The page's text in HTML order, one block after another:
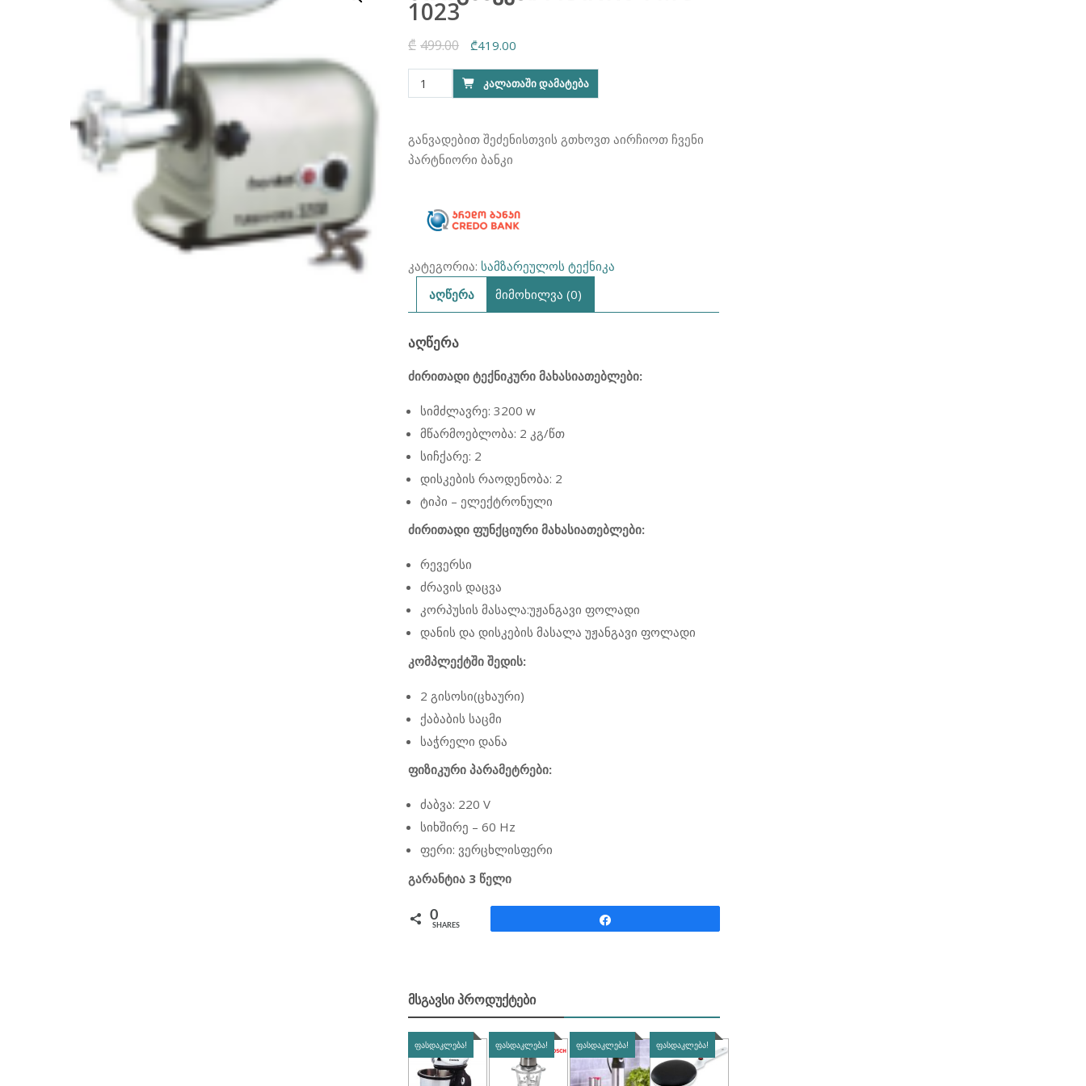
1023
₾ 499.00
Original
price
was:
₾419.00
price
is:
რაოდენობა:
ხორცსაკეპი
FMG-
1023
ᲙᲐᲚᲐᲗᲐᲨᲘ ᲓᲐᲛᲐᲢᲔᲑᲐ
განვადებით შეძენისთვის გთხოვთ აირჩიოთ ჩვენი
პარტნიორი ბანკი
კატეგორია: სამზარეულოს ტექნიკა
აღწერა
მიმოხილვა (0)
ᲐᲦᲬᲔᲠᲐ
ძირითადი ტექნიკური მახასიათებლები:
სიმძლავრე: 3200 w
მწარმოებლობა: 2 კგ/წთ
სიჩქარე: 2
დისკების რაოდენობა: 2
ტიპი – ელექტრონული
ძირითადი ფუნქციური მახასიათებლები:
რევერსი
ძრავის დაცვა
კორპუსის მასალა:უჟანგავი ფოლადი
დანის და დისკების მასალა უჟანგავი ფოლადი
კომპლექტში შედის:
2 გისოსი(ცხაური)
ქაბაბის საცმი
საჭრელი დანა
ფიზიკური პარამეტრები:
ძაბვა: 220 V
სიხშირე – 60 Hz
ფერი: ვერცხლისფერი
გარანტია 3 წელი
0
SHARES
ᲛᲡᲒᲐᲕᲡᲘ ᲞᲠᲝᲓᲣᲥᲢᲔᲑᲘ
ᲤᲐᲡᲓᲐᲙᲚᲔᲑᲐ! ᲤᲐᲡᲓᲐᲙᲚᲔᲑᲐ! ᲤᲐᲡᲓᲐᲙᲚᲔᲑᲐ! ᲤᲐᲡᲓᲐᲙᲚᲔᲑᲐ!